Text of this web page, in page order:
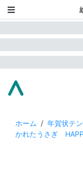
ホーム / 年賀状テ
かれたうさぎ